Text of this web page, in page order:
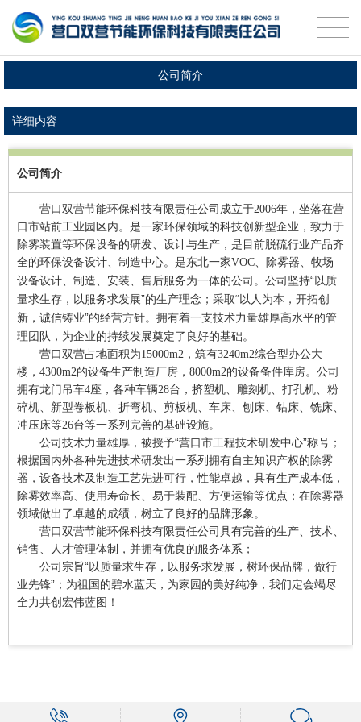
公司简介
详细内容
公司简介
营口双营节能环保科技有限责任公司成立于2006年，坐落在营
口市站前工业园区内。 是一家环保领域的科技创新型企业，致力于
除雾装置等环保设备的研发、设计与生产，是目前脱硫行业产品齐
全的环保设备设计、制造中心。是东北一家VOC、除雾器、牧场
设备设计、制造、安装、售后服务为一体的公司。 公司坚持“以质
量求生存，以服务求发展”的生产理念；采取“以人为本，开拓创
新，诚信铸业”的经营方针。拥有着一支技术力量雄厚高水平的管
理团队，为企业的持续发展奠定了良好的基础。
营口双营占地面积为15000m2，筑有3240m2综合型办公大
楼，4300m2的设备生产制造厂房，8000m2的设备备件库房。公司
拥有龙门吊车4座，各种车辆28台，挤塑机、雕刻机、打孔机、粉
碎机、新型卷板机、折弯机、剪板机、车床、刨床、钻床、铣床、
冲压床等26台等一系列完善的基础设施。
公司技术力量雄厚，被授予“营口市工程技术研发中心”称号；
根据国内外各种先进技术研发出一系列拥有自主知识产权的除雾
器，设备技术及制造工艺先进可行，性能卓越，具有生产成本低，
除雾效率高、使用寿命长、易于装配、方便运输等优点；在除雾器
领域做出了卓越的成绩，树立了良好的品牌形象。
营口双营节能环保科技有限责任公司具有完善的生产、技术、
销售、人才管理体制，并拥有优良的服务体系；
公司宗旨“以质量求生存，以服务求发展，树环保品牌，做行
业先锋”；为祖国的碧水蓝天，为家园的美好纯净，我们定会竭尽
全力共创宏伟蓝图！